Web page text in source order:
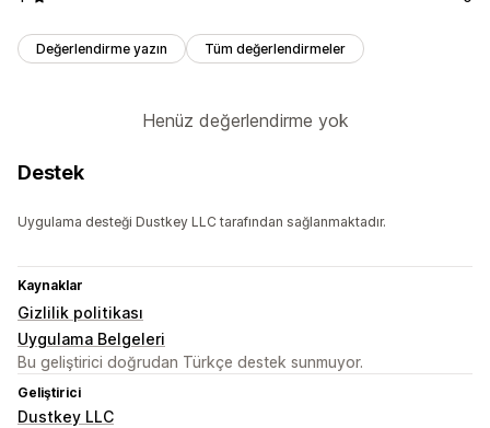
Değerlendirme yazın Tüm değerlendirmeler
Henüz değerlendirme yok
Destek
Uygulama desteği Dustkey LLC tarafından sağlanmaktadır.
Kaynaklar
Gizlilik politikası
Uygulama Belgeleri
Bu geliştirici doğrudan Türkçe destek sunmuyor.
Geliştirici
Dustkey LLC